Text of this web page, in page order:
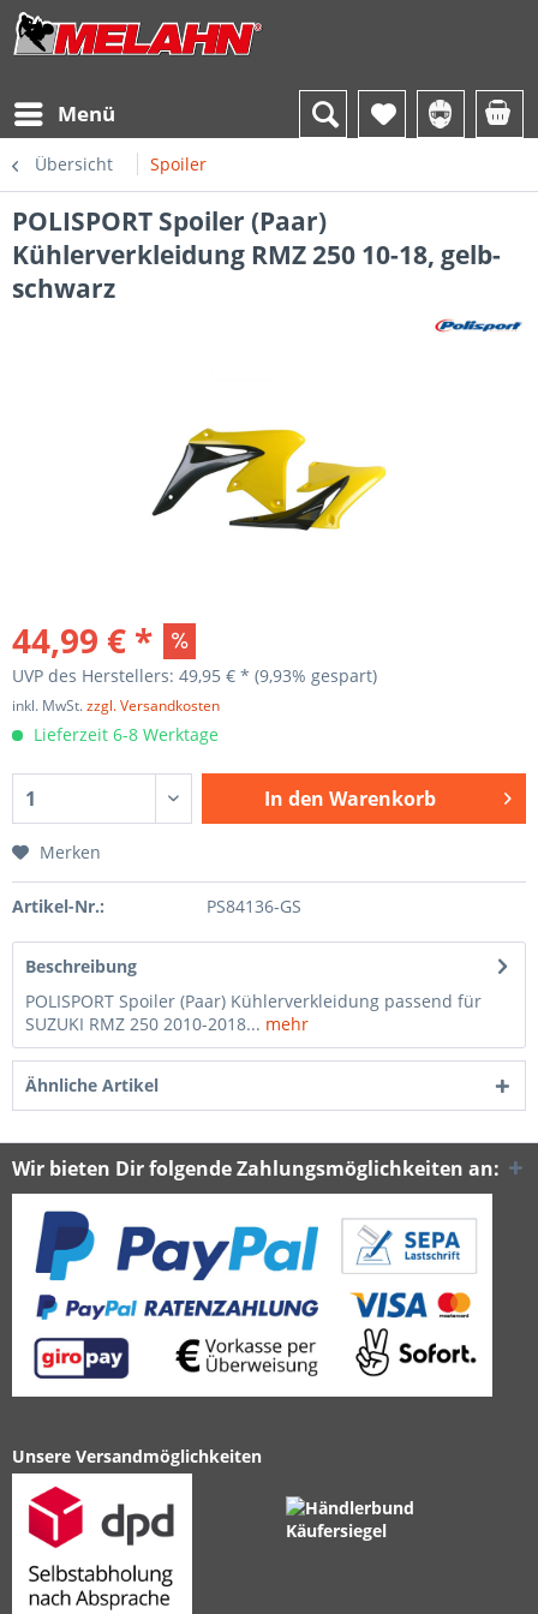
Menü
Übersicht Spoiler
POLISPORT Spoiler (Paar)
Kühlerverkleidung RMZ 250 10-18, gelb-
schwarz
44,99 € *
UVP des Herstellers: 49,95 € * (9,93% gespart)
inkl. MwSt.zzgl. Versandkosten
Lieferzeit 6-8 Werktage
In den Warenkorb
Merken
Artikel-Nr.: PS84136-GS
Beschreibung
POLISPORT Spoiler (Paar) Kühlerverkleidung passend für
SUZUKI RMZ 250 2010-2018... mehr
Ähnliche Artikel
Wir bieten Dir folgende Zahlungsmöglichkeiten an:
Unsere Versandmöglichkeiten